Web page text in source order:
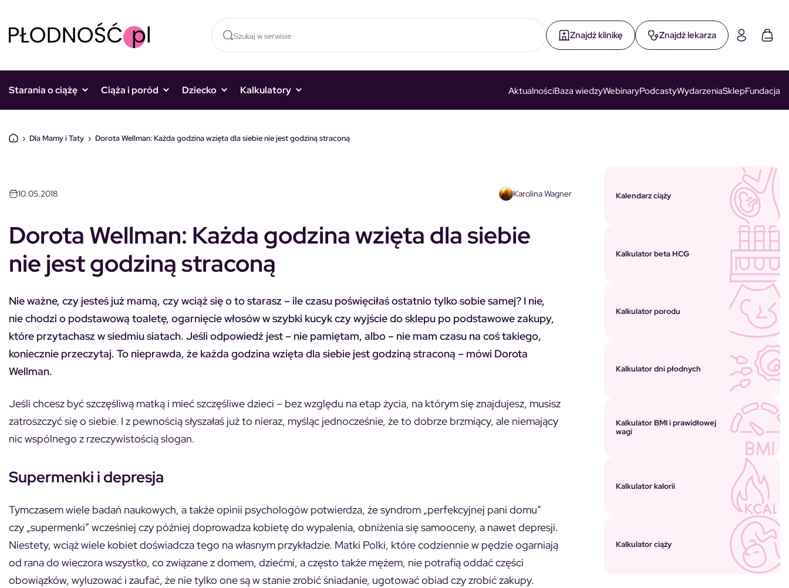
Znajdź klinikę Znajdź lekarza
Starania o ciążę Ciąża i poród Dziecko Kalkulatory AktualnościBaza wiedzyWebinaryPodcastyWydarzeniaSklepFundacja
› Dla Mamy i Taty › Dorota Wellman: Każda godzina wzięta dla siebie nie jest godziną straconą
10.05.2018 Karolina Wagner
Dorota Wellman: Każda godzina wzięta dla siebie
nie jest godziną straconą
Nie ważne, czy jesteś już mamą, czy wciąż się o to starasz – ile czasu poświęciłaś ostatnio tylko sobie samej? I nie,
nie chodzi o podstawową toaletę, ogarnięcie włosów w szybki kucyk czy wyjście do sklepu po podstawowe zakupy,
które przytachasz w siedmiu siatach. Jeśli odpowiedź jest – nie pamiętam, albo – nie mam czasu na coś takiego,
koniecznie przeczytaj. To nieprawda, że każda godzina wzięta dla siebie jest godziną straconą – mówi Dorota
Wellman.
Jeśli chcesz być szczęśliwą matką i mieć szczęśliwe dzieci – bez względu na etap życia, na którym się znajdujesz, musisz
zatroszczyć się o siebie. I z pewnością słyszałaś już to nieraz, myśląc jednocześnie, że to dobrze brzmiący, ale niemający
nic wspólnego z rzeczywistością slogan.
Supermenki i depresja
Tymczasem wiele badań naukowych, a także opinii psychologów potwierdza, że syndrom „perfekcyjnej pani domu”
czy „supermenki” wcześniej czy później doprowadza kobietę do wypalenia, obniżenia się samooceny, a nawet depresji.
Niestety, wciąż wiele kobiet doświadcza tego na własnym przykładzie. Matki Polki, które codziennie w pędzie ogarniają
od rana do wieczora wszystko, co związane z domem, dziećmi, a często także mężem, nie potrafią oddać części
obowiązków, wyluzować i zaufać, że nie tylko one są w stanie zrobić śniadanie, ugotować obiad czy zrobić zakupy.
Kalendarz ciąży
Kalkulator beta HCG
Kalkulator porodu
Kalkulator dni płodnych
Kalkulator BMI i prawidłowej
wagi
Kalkulator kalorii
Kalkulator ciąży